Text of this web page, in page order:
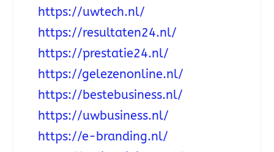
https://uwtech.nl/
https://resultaten24.nl/
https://prestatie24.nl/
https://gelezenonline.nl/
https://bestebusiness.nl/
https://uwbusiness.nl/
https://e-branding.nl/